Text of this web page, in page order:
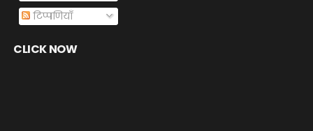
टिप्पणियाँ
CLICK NOW